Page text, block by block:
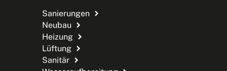
Sanierungen
Neubau
Heizung
Lüftung
Sanitär